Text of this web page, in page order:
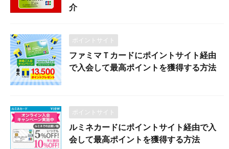
介
ポイントサイト
ファミマＴカードにポイントサイト経由
で入会して最高ポイントを獲得する方法
ポイントサイト
ルミネカードにポイントサイト経由で入
会して最高ポイントを獲得する方法